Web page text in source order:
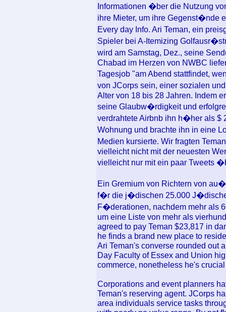
Informationen �ber die Nutzung
ihre Mieter, um ihre Gegenst�nde
Every day Info. Ari Teman, ein
Spieler bei A-Itemizing
wird am Samstag, Dez., seine
Chabad im Herzen von NWBC
Tagesjob "am Abend stattfindet,
von JCorps sein, einer sozialen
Alter von 18 bis 28 Jahren. Indem
seine Glaubw�rdigkeit und
verdrahtete Airbnb ihn h�her als
Wohnung und brachte ihn in eine
Medien kursierte. Wir fragten
vielleicht nicht mit der neuesten
vielleicht nur mit ein paar Tweets
Ein Gremium von Richtern von
f�r die j�dischen 25.000
F�derationen, nachdem mehr als
um eine Liste von mehr als
agreed to pay Teman $23,817 in
he finds a brand new place to
Ari Teman's converse rounded out
Day Faculty of Essex and Union
commerce, nonetheless he's
Corporations and event planners
Teman's reserving agent. JCorps
area individuals service tasks